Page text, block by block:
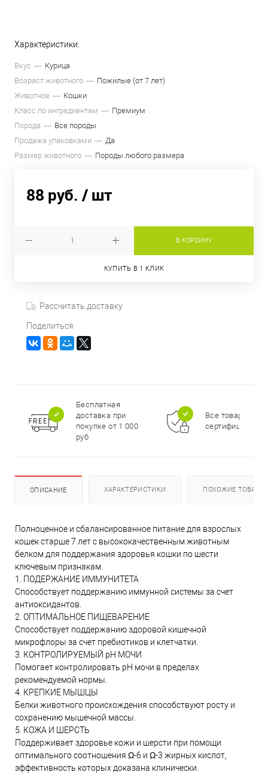
Характеристики:
Вкус
Курица
Возраст животного
Пожилые (от 7 лет)
Животное
Кошки
Класс по ингредиентам
Премиум
Порода
Все породы
Продажа упаковками
Да
Размер животного
Породы любого размера
88 руб. / шт
В КОРЗИНУ
КУПИТЬ В 1 КЛИК
Рассчитать доставку
Поделиться
Бесплатная
доставка при
покупке от 1 000
руб
Все товары
ОПИСАНИЕ ХАРАКТЕРИСТИКИ ПОХОЖИЕ ТОВАРЫ
Полноценное и сбалансированное питание для взрослых
кошек старше 7 лет с высококачественным животным
белком для поддержания здоровья кошки по шести
ключевым признакам.
1. ПОДЕРЖАНИЕ ИММУНИТЕТА
Способствует поддержанию иммунной системы за счет
антиоксидантов.
2. ОПТИМАЛЬНОЕ ПИЩЕВАРЕНИЕ
Способствует поддержанию здоровой кишечной
микрофлоры за счет пребиотиков и клетчатки.
3. КОНТРОЛИРУЕМЫЙ pH МОЧИ
Помогает контролировать pH мочи в пределах
рекомендуемой нормы.
4. КРЕПКИЕ МЫШЦЫ
Белки животного происхождения способствуют росту и
сохранению мышечной массы.
5. КОЖА И ШЕРСТЬ
Поддерживает здоровье кожи и шерсти при помощи
оптимального соотношения Ω-6 и Ω-3 жирных кислот,
эффективность которых доказана клинически.